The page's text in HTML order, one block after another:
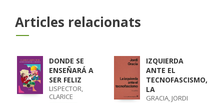
Articles relacionats
DONDE SE
ENSEÑARÁ A
SER FELIZ
LISPECTOR,
CLARICE
IZQUIERDA
ANTE EL
TECNOFASCISMO,
LA
GRACIA, JORDI